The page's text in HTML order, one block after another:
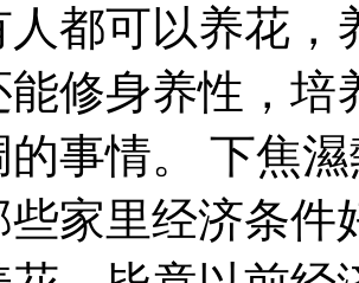
都可以养花，
能修身养性，
事情。 下焦
家里经济条件